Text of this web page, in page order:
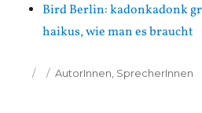
Bird Berlin: kadonkadonk
haikus, wie man es braucht
Veröffentlicht
Kategorien
AutorInnen SprecherInnen